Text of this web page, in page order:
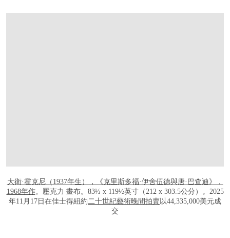
大衛·霍克尼（1937年生），《克里斯多福·伊舍伍德與唐·巴查迪》，
1968年作。壓克力 畫布。83½ x 119½英寸（212 x 303.5公分）。2025
年11月17日在佳士得紐約 二十世紀藝術晚間拍賣以44,335,000美元成
交